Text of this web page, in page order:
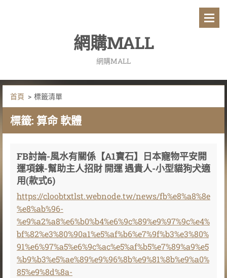
網購MALL
網購MALL
首頁 > 標籤清單
標籤: 算命 軟體
FB討論-風水有關係【A1寶石】日本寵物平安開
運項鍊-幫助主人招財 開運 遇貴人-小型貓狗犬適
用(款式6)
https://cloobtxtlst.webnode.tw/news/fb%e8%a8%8e
%e8%ab%96-
%e9%a2%a8%e6%b0%b4%e6%9c%89%e9%97%9c%e4%
bf%82%e3%80%90a1%e5%af%b6%e7%9f%b3%e3%80%
91%e6%97%a5%e6%9c%ac%e5%af%b5%e7%89%a9%e5
%b9%b3%e5%ae%89%e9%96%8b%e9%81%8b%e9%a0%
85%e9%8d%8a-